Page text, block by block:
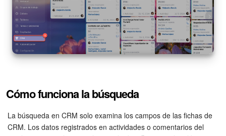
Sales center
CRM Analytics
Bitrix24 Market
Sitios web
Cómo funciona la búsqueda
La búsqueda en CRM solo examina los campos de las fichas de
CRM. Los datos registrados en actividades o comentarios del